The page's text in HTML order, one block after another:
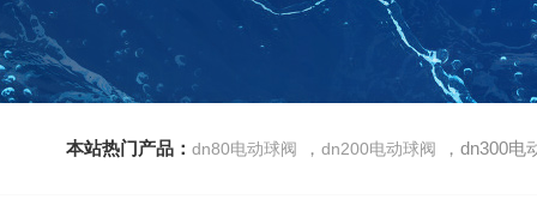
本站热门产品： dn80电动球阀 ， dn200电动球阀 ，dn300电